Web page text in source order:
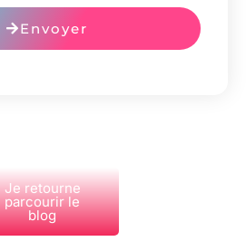
Envoyer
Je retourne
parcourir le
blog